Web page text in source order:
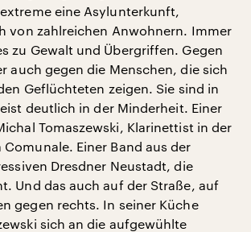
eine Asylunterkunft,
von zahlreichen Anwohnern. Immer
zu Gewalt und Übergriffen. Gegen
auch gegen die Menschen, die sich
Geflüchteten zeigen. Sie sind in
deutlich in der Minderheit. Einer
Tomaszewski, Klarinettist in der
Comunale. Einer Band aus der
Dresdner Neustadt, die
Und das auch auf der Straße, auf
gegen rechts. In seiner Küche
sich an die aufgewühlte